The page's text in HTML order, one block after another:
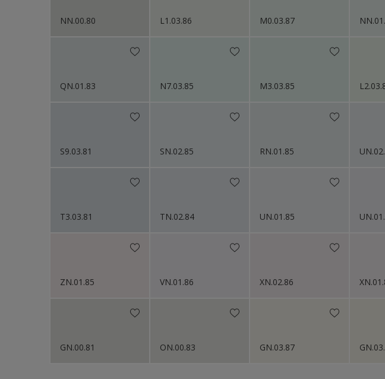
NN.00.80 L1.03.86 M0.03.87
QN.01.83 N7.03.85 M3.03.85
S9.03.81 SN.02.85 RN.01.85
T3.03.81 TN.02.84 UN.01.85
ZN.01.85 VN.01.86 XN.02.86
GN.00.81 ON.00.83 GN.03.87